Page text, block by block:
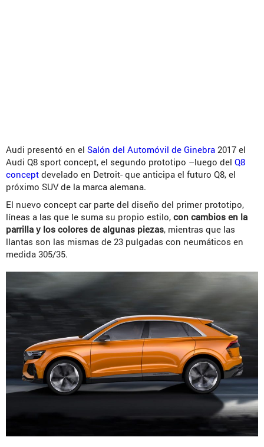
Audi presentó en el Salón del Automóvil de Ginebra 2017 el
Audi Q8 sport concept, el segundo prototipo –luego del Q8
concept develado en Detroit- que anticipa el futuro Q8, el
próximo SUV de la marca alemana.
El nuevo concept car parte del diseño del primer prototipo,
líneas a las que le suma su propio estilo, con cambios en la
parrilla y los colores de algunas piezas, mientras que las
llantas son las mismas de 23 pulgadas con neumáticos en
medida 305/35.